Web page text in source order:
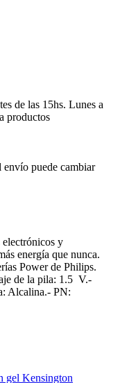
de las 15hs. Lunes a
productos
envío puede cambiar
electrónicos y
energía que nunca.
Power de Philips.
de la pila: 1.5 V.-
Alcalina.- PN: